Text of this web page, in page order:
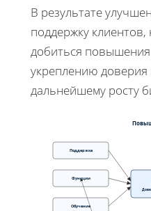
В результате
поддержку
добиться повышения
укреплению доверия
дальнейшему росту
Поддержка
Функции
Обучение